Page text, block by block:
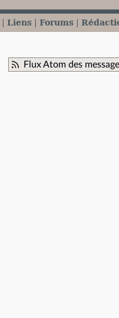
Liens Forums
Flux Atom des